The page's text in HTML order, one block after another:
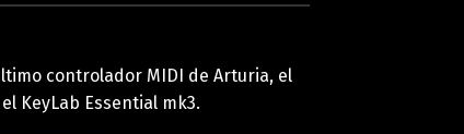
controlador MIDI de Arturia, el
KeyLab Essential mk3.